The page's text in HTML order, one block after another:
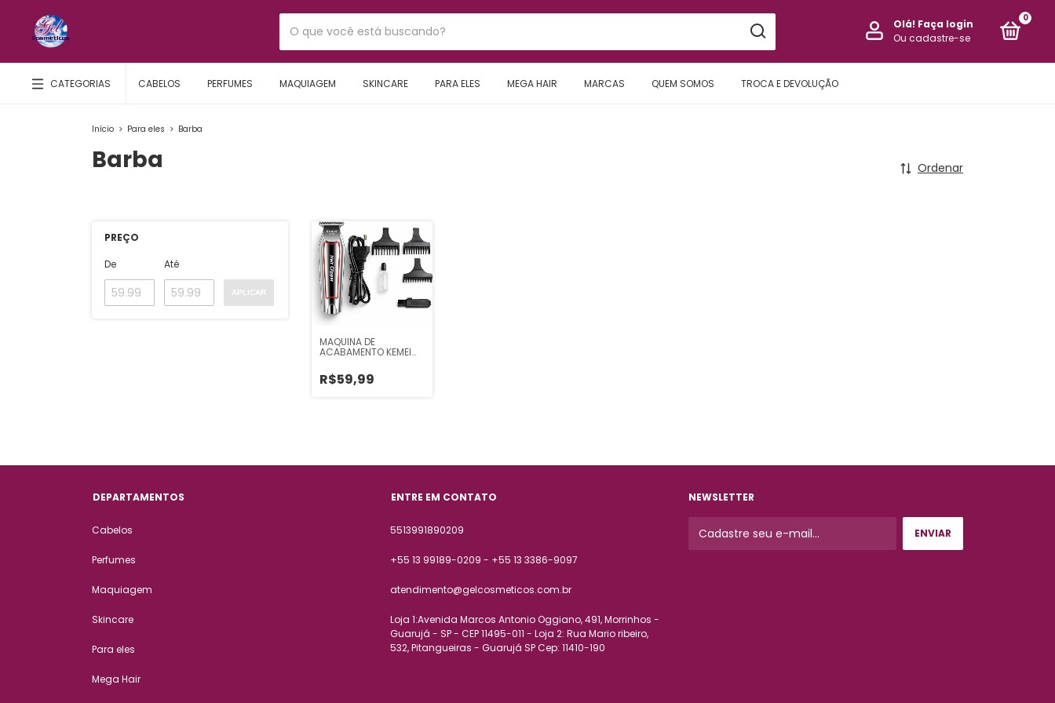
Olá! Faça login
Ou cadastre-se
0
CATEGORIAS CABELOS PERFUMES MAQUIAGEM SKINCARE PARA ELES MEGA HAIR MARCAS QUEM SOMOS TROCA E DEVOLUÇÃO
Início > Para eles > Barba
Barba Ordenar
PREÇO
De
Até
APLICAR
MAQUINA DE
ACABAMENTO KEMEI
R$59,99
DEPARTAMENTOS
Cabelos
Perfumes
Maquiagem
Skincare
Para eles
Mega Hair
ENTRE EM CONTATO
5513991890209
+55 13 99189-0209 - +55 13 3386-9097
atendimento@gelcosmeticos.com.br
Loja 1:Avenida Marcos Antonio Oggiano, 491, Morrinhos -
Guarujá - SP - CEP 11495-011 - Loja 2: Rua Mario ribeiro,
532, Pitangueiras - Guarujá SP Cep: 11410-190
NEWSLETTER